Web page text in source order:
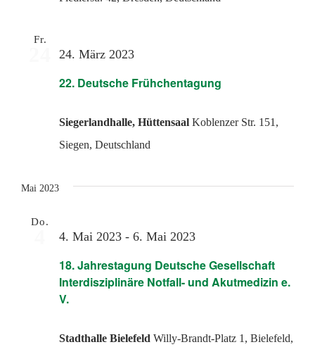
Fr.
22. Deutsche Frühchentagung
24. März 2023
Siegerlandhalle, Hüttensaal Koblenzer Str. 151,
Siegen, Deutschland
Mai 2023
Do.
18. Jahrestagung Deutsche Gesellschaft
Interdisziplinäre Notfall- und Akutmedizin e.
V.
4. Mai 2023 - 6. Mai 2023
Stadthalle Bielefeld Willy-Brandt-Platz 1, Bielefeld,